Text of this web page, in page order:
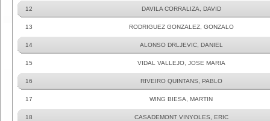
12 DAVILA CORRALIZA, DAVID
13 RODRIGUEZ GONZALEZ, GONZALO
14 ALONSO DRLJEVIC, DANIEL
15 VIDAL VALLEJO, JOSE MARIA
16 RIVEIRO QUINTANS, PABLO
17 WING BIESA, MARTIN
18 CASADEMONT VINYOLES, ERIC